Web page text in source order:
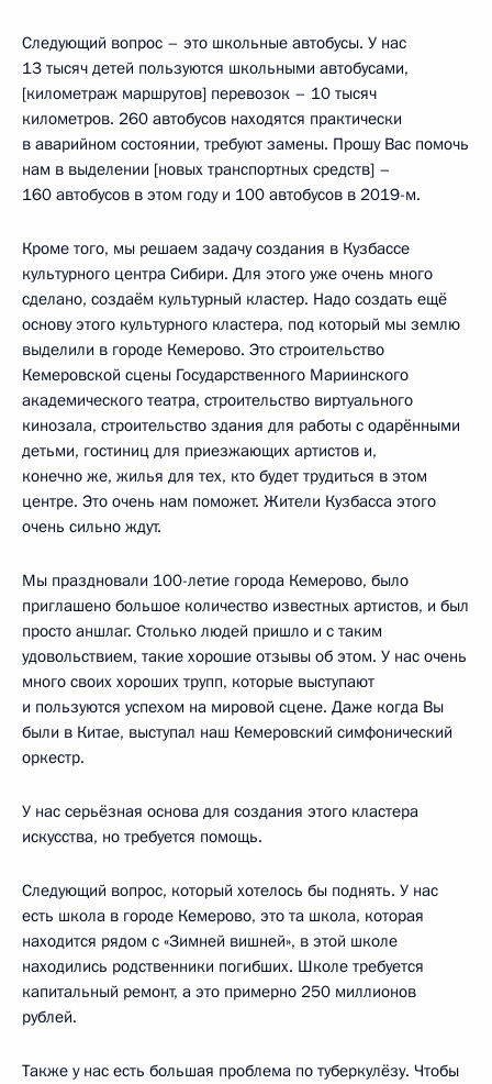
Следующий вопрос – это школьные автобусы. У нас
13 тысяч детей пользуются школьными автобусами,
[километраж маршрутов] перевозок – 10 тысяч
километров. 260 автобусов находятся практически
в аварийном состоянии, требуют замены. Прошу Вас помочь
нам в выделении [новых транспортных средств] –
160 автобусов в этом году и 100 автобусов в 2019-м.
Кроме того, мы решаем задачу создания в Кузбассе
культурного центра Сибири. Для этого уже очень много
сделано, создаём культурный кластер. Надо создать ещё
основу этого культурного кластера, под который мы землю
выделили в городе Кемерово. Это строительство
Кемеровской сцены Государственного Мариинского
академического театра, строительство виртуального
кинозала, строительство здания для работы с одарёнными
детьми, гостиниц для приезжающих артистов и,
конечно же, жилья для тех, кто будет трудиться в этом
центре. Это очень нам поможет. Жители Кузбасса этого
очень сильно ждут.
Мы праздновали 100-летие города Кемерово, было
приглашено большое количество известных артистов, и был
просто аншлаг. Столько людей пришло и с таким
удовольствием, такие хорошие отзывы об этом. У нас очень
много своих хороших трупп, которые выступают
и пользуются успехом на мировой сцене. Даже когда Вы
были в Китае, выступал наш Кемеровский симфонический
оркестр.
У нас серьёзная основа для создания этого кластера
искусства, но требуется помощь.
Следующий вопрос, который хотелось бы поднять. У нас
есть школа в городе Кемерово, это та школа, которая
находится рядом с «Зимней вишней», в этой школе
находились родственники погибших. Школе требуется
капитальный ремонт, а это примерно 250 миллионов
рублей.
Также у нас есть большая проблема по туберкулёзу. Чтобы